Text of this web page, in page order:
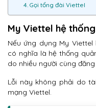
4. Gọi tổng đài Viettel
My Viettel hệ
Nếu ứng dụng My
có nghĩa là hệ thống
do nhiều người cùng
Lỗi này không phải do
mạng Viettel.